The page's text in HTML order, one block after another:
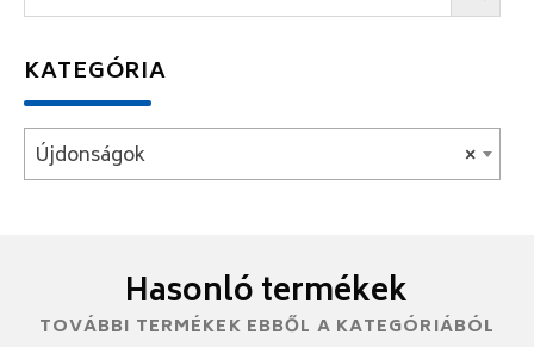
KATEGÓRIA
×
Újdonságok
Hasonló termékek
TOVÁBBI TERMÉKEK EBBŐL A KATEGÓRIÁBÓL